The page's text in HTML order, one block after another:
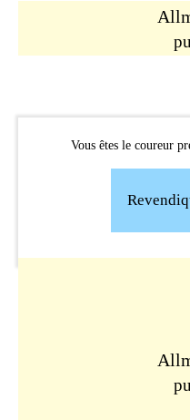
Vous êtes le coureur